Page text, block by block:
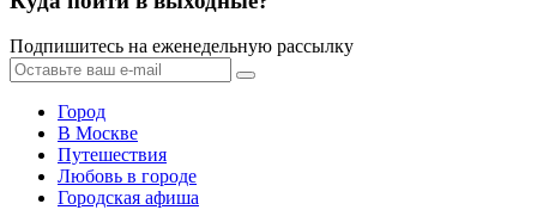
Подпишитесь на еженедельную рассылку
Город
В Москве
Путешествия
Любовь в городе
Городская афиша